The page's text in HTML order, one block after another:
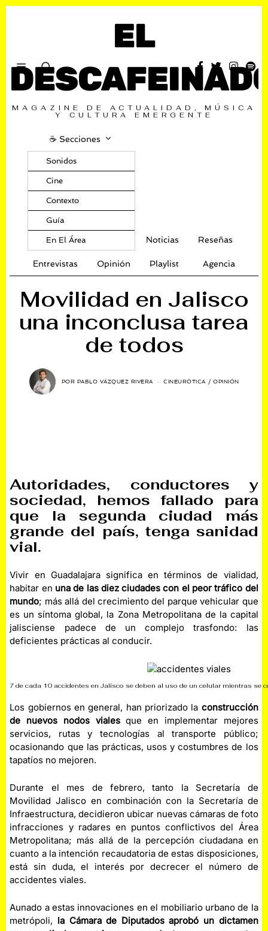
EL
MAGAZINE DE ACTUALIDAD, MÚSICA
Y CULTURA EMERGENTE
☕️ Secciones
Sonidos
Cine
Contexto
Guía
En El Área Noticias Reseñas
Entrevistas Opinión Playlist Agencia
Movilidad en Jalisco
una inconclusa tarea
de todos
POR PABLO VÁZQUEZ RIVERA CINEURÓTICA / OPINIÓN
Autoridades, conductores y
sociedad, hemos fallado para
que la segunda ciudad más
grande del país, tenga sanidad
vial.
Vivir en Guadalajara significa en términos de vialidad,
habitar en una de las diez ciudades con el peor tráfico del
mundo; más allá del crecimiento del parque vehicular que
es un síntoma global, la Zona Metropolitana de la capital
jalisciense padece de un complejo trasfondo: las
deficientes prácticas al conducir.
7 de cada 10 accidentes en Jalisco se deben al uso de un celular mientras se
Los gobiernos en general, han priorizado la construcción
de nuevos nodos vialesque en implementar mejores
servicios, rutas y tecnologías al transporte público;
ocasionando que las prácticas, usos y costumbres de los
tapatíos no mejoren.
Durante el mes de febrero, tanto la Secretaría de
Movilidad Jalisco en combinación con la Secretaría de
Infraestructura, decidieron ubicar nuevas cámaras de foto
infracciones y radares en puntos conflictivos del Área
Metropolitana; más allá de la percepción ciudadana en
cuanto a la intención recaudatoria de estas disposiciones,
está sin duda, el interés por decrecer el número de
accidentes viales.
Aunado a estas innovaciones en el mobiliario urbano de la
metrópoli, la Cámara de Diputados aprobó un dictamen